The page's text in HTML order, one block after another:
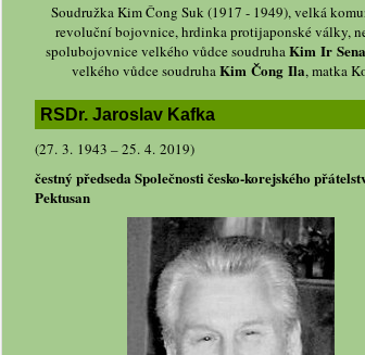
Soudružka Kim Čong Suk (1917 - 1949), velká
revoluční bojovnice, hrdinka protijaponské války,
spolubojovnice velkého vůdce soudruhaKim Ir Sena
velkého vůdce soudruhaKim Čong Ila, matka
RSDr. Jaroslav Kafka
(27. 3. 1943 – 25. 4. 2019)
čestný předseda Společnosti česko-korejského
Pektusan